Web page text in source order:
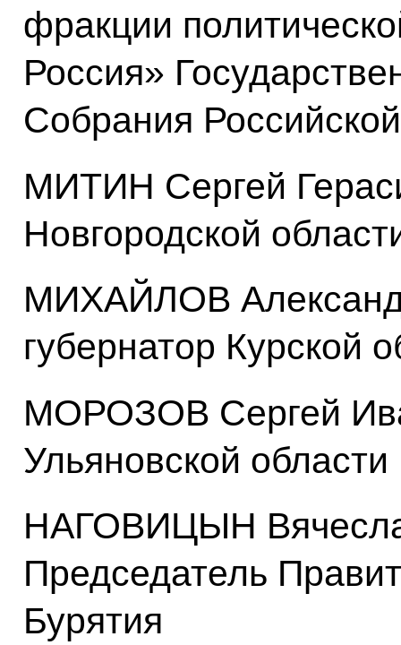
фракции
Россия»
Собрания
МИТИН Сергей
Новгородской
МИХАЙЛОВ
губернатор Курской
МОРОЗОВ Сергей
Ульяновской области
НАГОВИЦЫН
Председатель
Бурятия